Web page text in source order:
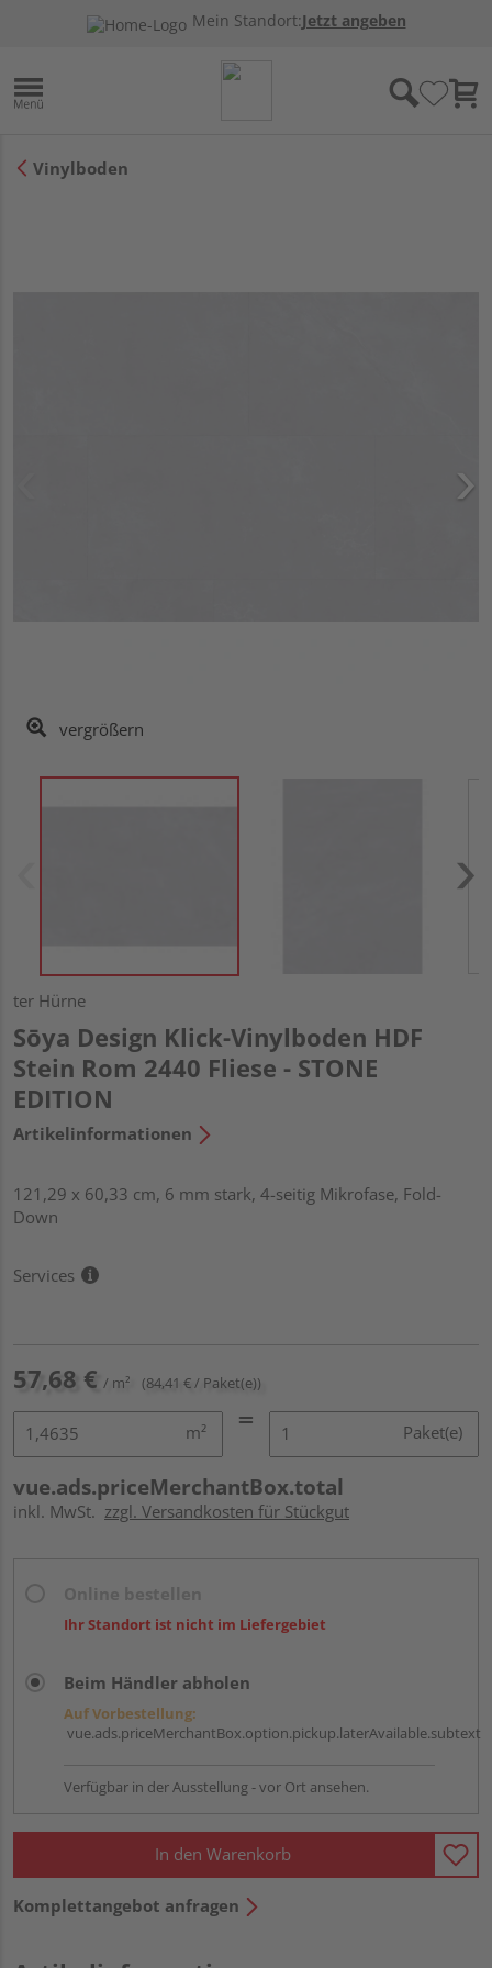
Mein Standort:Jetzt angeben
Vinylboden
vergrößern
ter Hürne
Sōya Design Klick-Vinylboden HDF
Stein Rom 2440 Fliese - STONE
EDITION
Artikelinformationen
121,29 x 60,33 cm, 6 mm stark, 4-seitig Mikrofase, Fold-
Down
Services
57,68 € / m² (84,41 € / Paket(e))
m² Paket(e)
vue.ads.priceMerchantBox.total
inkl. MwSt. zzgl. Versandkosten für Stückgut
Ihr Standort ist nicht im Liefergebiet
Beim Händler abholen
Auf Vorbestellung:
vue.ads.priceMerchantBox.option.pickup.laterAvailable.subtext
Verfügbar in der Ausstellung - vor Ort ansehen.
In den Warenkorb
Komplettangebot anfragen